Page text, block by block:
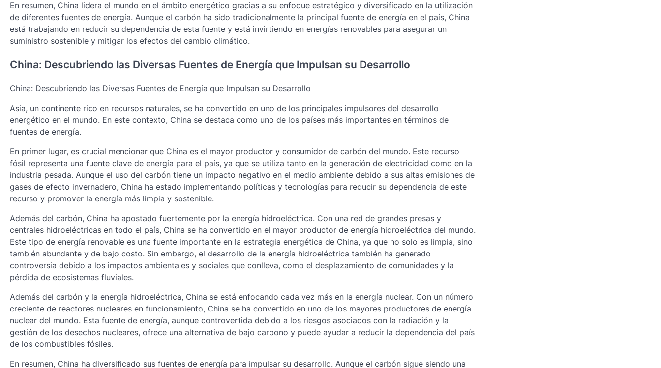
En resumen, China lidera el mundo en el ámbito energético gracias a su enfoque estratégico y diversificado en la utilización
de diferentes fuentes de energía. Aunque el carbón ha sido tradicionalmente la principal fuente de energía en el país, China
está trabajando en reducir su dependencia de esta fuente y está invirtiendo en energías renovables para asegurar un
suministro sostenible y mitigar los efectos del cambio climático.
China: Descubriendo las Diversas Fuentes de Energía que Impulsan su Desarrollo
China: Descubriendo las Diversas Fuentes de Energía que Impulsan su Desarrollo
Asia, un continente rico en recursos naturales, se ha convertido en uno de los principales impulsores del desarrollo
energético en el mundo. En este contexto, China se destaca como uno de los países más importantes en términos de
fuentes de energía.
En primer lugar, es crucial mencionar que China es el mayor productor y consumidor de carbón del mundo. Este recurso
fósil representa una fuente clave de energía para el país, ya que se utiliza tanto en la generación de electricidad como en la
industria pesada. Aunque el uso del carbón tiene un impacto negativo en el medio ambiente debido a sus altas emisiones de
gases de efecto invernadero, China ha estado implementando políticas y tecnologías para reducir su dependencia de este
recurso y promover la energía más limpia y sostenible.
Además del carbón, China ha apostado fuertemente por la energía hidroeléctrica. Con una red de grandes presas y
centrales hidroeléctricas en todo el país, China se ha convertido en el mayor productor de energía hidroeléctrica del mundo.
Este tipo de energía renovable es una fuente importante en la estrategia energética de China, ya que no solo es limpia, sino
también abundante y de bajo costo. Sin embargo, el desarrollo de la energía hidroeléctrica también ha generado
controversia debido a los impactos ambientales y sociales que conlleva, como el desplazamiento de comunidades y la
pérdida de ecosistemas fluviales.
Además del carbón y la energía hidroeléctrica, China se está enfocando cada vez más en la energía nuclear. Con un número
creciente de reactores nucleares en funcionamiento, China se ha convertido en uno de los mayores productores de energía
nuclear del mundo. Esta fuente de energía, aunque controvertida debido a los riesgos asociados con la radiación y la
gestión de los desechos nucleares, ofrece una alternativa de bajo carbono y puede ayudar a reducir la dependencia del país
de los combustibles fósiles.
En resumen, China ha diversificado sus fuentes de energía para impulsar su desarrollo. Aunque el carbón sigue siendo una